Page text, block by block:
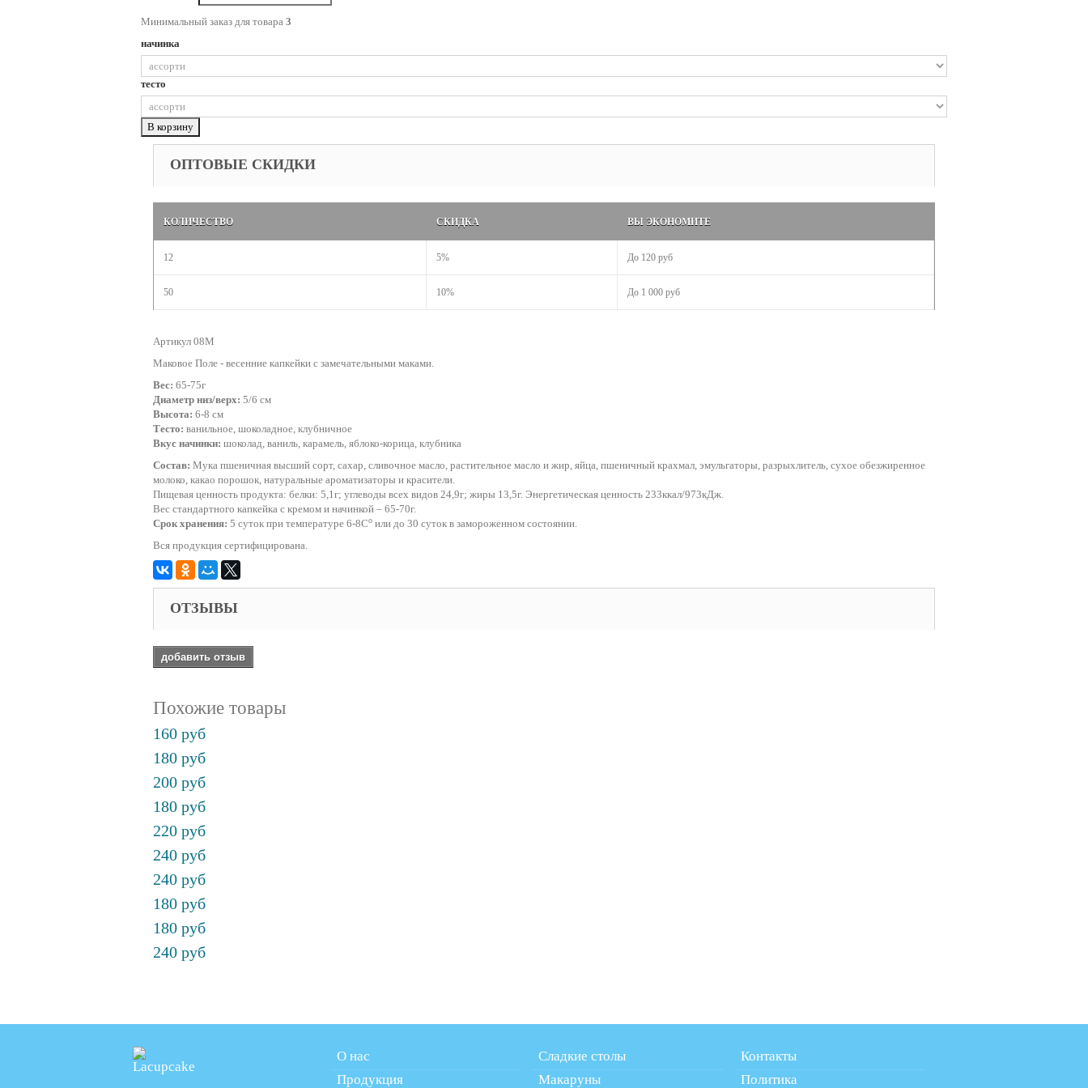
Минимальный заказ для товара 3
начинка
тесто
В корзину
ОПТОВЫЕ СКИДКИ
КОЛИЧЕСТВО СКИДКА ВЫ ЭКОНОМИТЕ
12 5% До 120 руб
50 10% До 1 000 руб
Артикул 08M
Маковое Поле - весенние капкейки с замечательными маками.
Вес: 65-75г
Диаметр низ/верх: 5/6 см
Высота: 6-8 см
Тесто: ванильное, шоколадное, клубничное
Вкус начинки: шоколад, ваниль, карамель, яблоко-корица, клубника
Состав: Мука пшеничная высший сорт, сахар, сливочное масло, растительное масло и жир, яйца, пшеничный крахмал, эмульгаторы, разрыхлитель, сухое обезжиренное
молоко, какао порошок, натуральные ароматизаторы и красители.
Пищевая ценность продукта: белки: 5,1г; углеводы всех видов 24,9г; жиры 13,5г. Энергетическая ценность 233ккал/973кДж.
Вес стандартного капкейка с кремом и начинкой – 65-70г.
Срок хранения: 5 суток при температуре 6-8Сo или до 30 суток в замороженном состоянии.
Вся продукция сертифицирована.
ОТЗЫВЫ
добавить отзыв
Похожие товары
160 руб
180 руб
200 руб
180 руб
220 руб
240 руб
240 руб
180 руб
180 руб
240 руб
О нас
Продукция
Сладкие столы
Макаруны
Контакты
Политика